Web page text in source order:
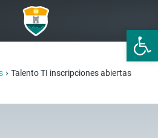
Abrir
› Talento TI inscripciones abiertas